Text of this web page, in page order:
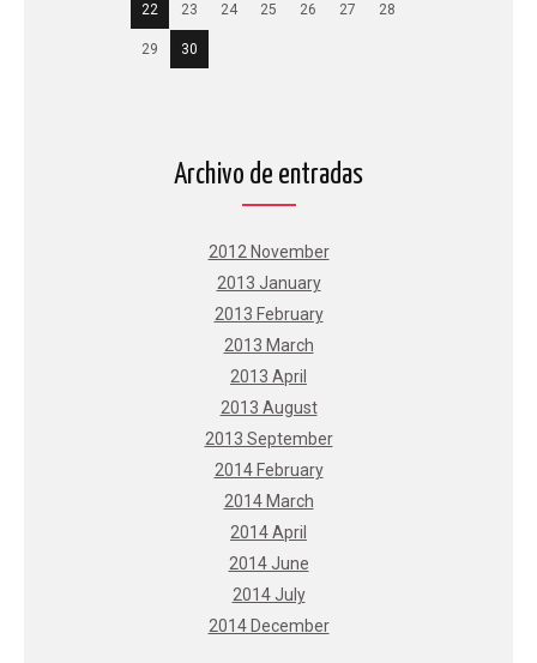
22 23 24 25 26 27 28
29 30
Archivo de entradas
2012 November
2013 January
2013 February
2013 March
2013 April
2013 August
2013 September
2014 February
2014 March
2014 April
2014 June
2014 July
2014 December